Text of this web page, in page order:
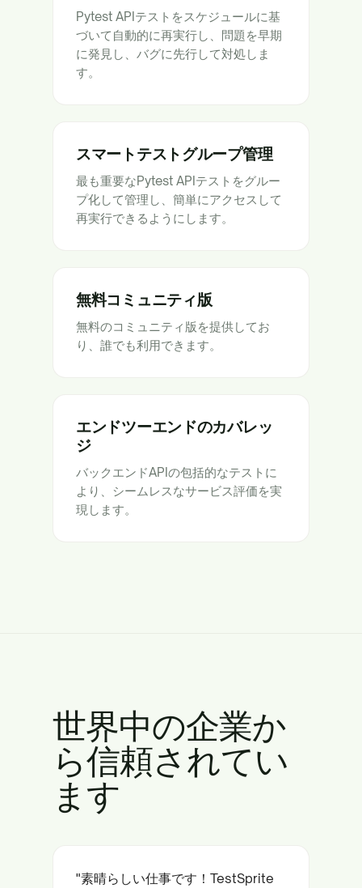
Pytest APIテストをスケジュールに基
づいて自動的に再実行し、問題を早期
に発見し、バグに先行して対処しま
す。
スマートテストグループ管理
最も重要なPytest APIテストをグルー
プ化して管理し、簡単にアクセスして
再実行できるようにします。
無料コミュニティ版
無料のコミュニティ版を提供してお
り、誰でも利用できます。
エンドツーエンドのカバレッ
ジ
バックエンドAPIの包括的なテストに
より、シームレスなサービス評価を実
現します。
世界中の企業か
ら信頼されてい
ます
"素晴らしい仕事です！TestSprite